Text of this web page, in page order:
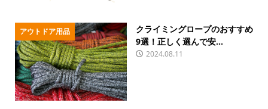
アウトドア用品
クライミングロープのおすすめ
9選！正しく選んで安...
2024.08.11